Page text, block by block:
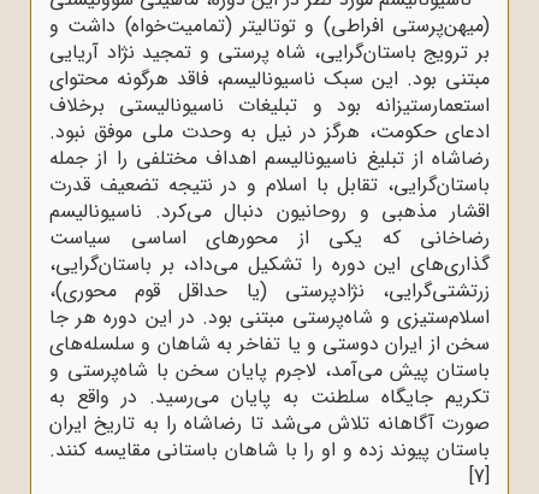
(میهن‌پرستی افراطی) و توتالیتر (تمامیت‌خواه) داشت و
بر ترویج باستان‌گرایی، شاه پرستی و تمجید نژاد آریایی
مبتنی بود. این سبک ناسیونالیسم، فاقد هرگونه محتوای
استعمارستیزانه بود و تبلیغات ناسیونالیستی برخلاف
ادعای حکومت، هرگز در نیل به وحدت ملی موفق نبود.
رضاشاه از تبلیغ ناسیونالیسم اهداف مختلفی را از جمله
باستان‌گرایی، تقابل با اسلام و در نتیجه تضعیف قدرت
اقشار مذهبی و روحانیون دنبال می‌کرد. ناسیونالیسم
رضاخانی که یکی از محورهای اساسی سیاست
گذاری‌های این دوره را تشکیل می‌داد، بر باستان‌گرایی،
زرتشتی‌گرایی، نژادپرستی (یا حداقل قوم ‌محوری)،
اسلام‌ستیزی و شاه‌پرستی مبتنی بود. در این دوره هر جا
سخن از ایران‌ دوستی و یا تفاخر به شاهان و سلسله‌های
باستان پیش می‌آمد، لاجرم پایان سخن با شاه‌پرستی و
تکریم جایگاه سلطنت به پایان می‌رسید. در واقع به
‌صورت آگاهانه تلاش می‌شد تا رضاشاه را به تاریخ ایران
باستان پیوند زده و او را با شاهان باستانی مقایسه کنند.
[7]